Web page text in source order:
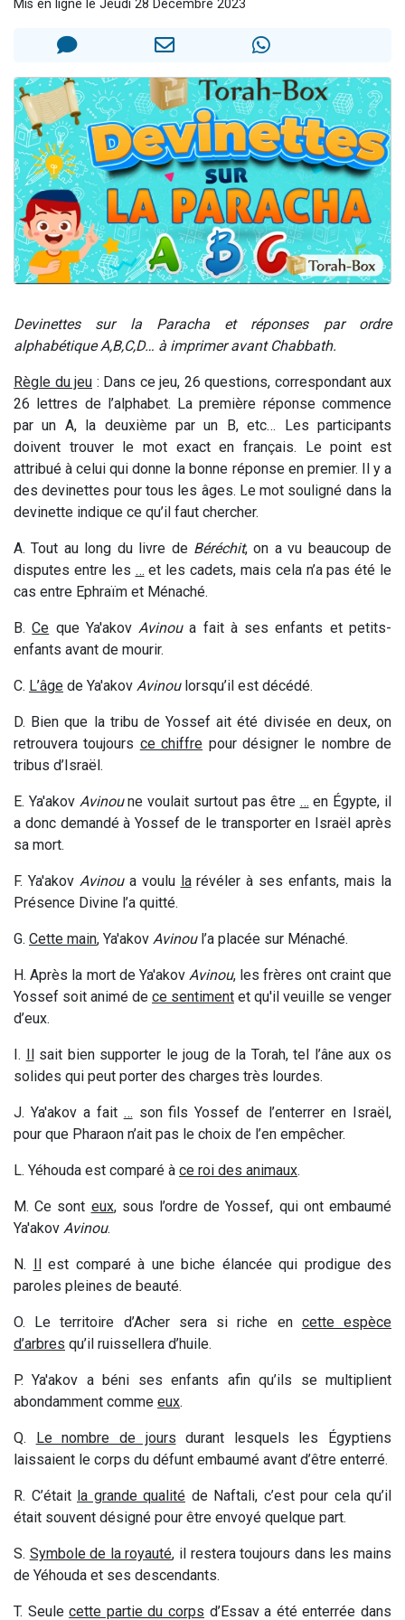
Eli vient de donner son Maasser
3 personnes viennent de faire un don pour Événements Torah-Box
2 personnes viennent de nous rejoindre sur WhatsApp
Mis en ligne le Jeudi 28 Décembre 2023
Devinettes sur la Paracha et réponses par ordre
alphabétique A,B,C,D… à imprimer avant Chabbath.
Règle du jeu : Dans ce jeu, 26 questions, correspondant aux
26 lettres de l’alphabet. La première réponse commence
par un A, la deuxième par un B, etc… Les participants
doivent trouver le mot exact en français. Le point est
attribué à celui qui donne la bonne réponse en premier. Il y a
des devinettes pour tous les âges. Le mot souligné dans la
devinette indique ce qu’il faut chercher.
A. Tout au long du livre de Béréchit, on a vu beaucoup de
disputes entre les … et les cadets, mais cela n’a pas été le
cas entre Ephraïm et Ménaché.
B.Ce que Ya'akov Avinoua fait à ses enfants et petits-
enfants avant de mourir.
C. L’âge de Ya'akov Avinoulorsqu’il est décédé.
D. Bien que la tribu de Yossef ait été divisée en deux, on
retrouvera toujours ce chiffre pour désigner le nombre de
tribus d’Israël.
E. Ya'akov Avinoune voulait surtout pas être … en Égypte, il
a donc demandé à Yossef de le transporter en Israël après
sa mort.
F. Ya'akov Avinoua voulu larévéler à ses enfants, mais la
Présence Divine l’a quitté.
G. Cette main, Ya'akov Avinoul’a placée sur Ménaché.
H. Après la mort de Ya'akov Avinou, les frères ont craint que
Yossef soit animé de ce sentiment et qu'il veuille se venger
d’eux.
I. Ilsait bien supporter le joug de la Torah, tel l’âne aux os
solides qui peut porter des charges très lourdes.
J. Ya'akov a fait … son fils Yossef de l’enterrer en Israël,
pour que Pharaon n’ait pas le choix de l’en empêcher.
L. Yéhouda est comparé à ce roi des animaux.
M. Ce sont eux, sous l’ordre de Yossef, qui ont embaumé
Ya'akov Avinou.
N. Ilest comparé à une biche élancée qui prodigue des
paroles pleines de beauté.
O. Le territoire d’Acher sera si riche en cette espèce
d’arbres qu’il ruissellera d’huile.
P.Ya'akov a béni ses enfants afin qu’ils se multiplient
abondamment comme eux.
Q. Le nombre de jours durant lesquels les Égyptiens
laissaient le corps du défunt embaumé avant d’être enterré.
R. C’était la grande qualité de Naftali, c’est pour cela qu’il
était souvent désigné pour être envoyé quelque part.
S. Symbole de la royauté, il restera toujours dans les mains
de Yéhouda et ses descendants.
T. Seulecette partie du corps d’Essav a été enterrée dans